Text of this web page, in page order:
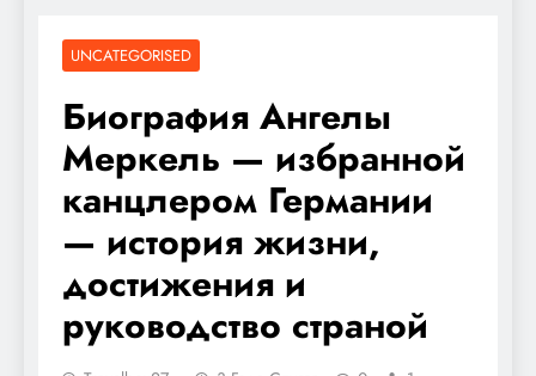
UNCATEGORISED
Биография Ангелы
Меркель — избранной
канцлером Германии
— история жизни,
достижения и
руководство страной